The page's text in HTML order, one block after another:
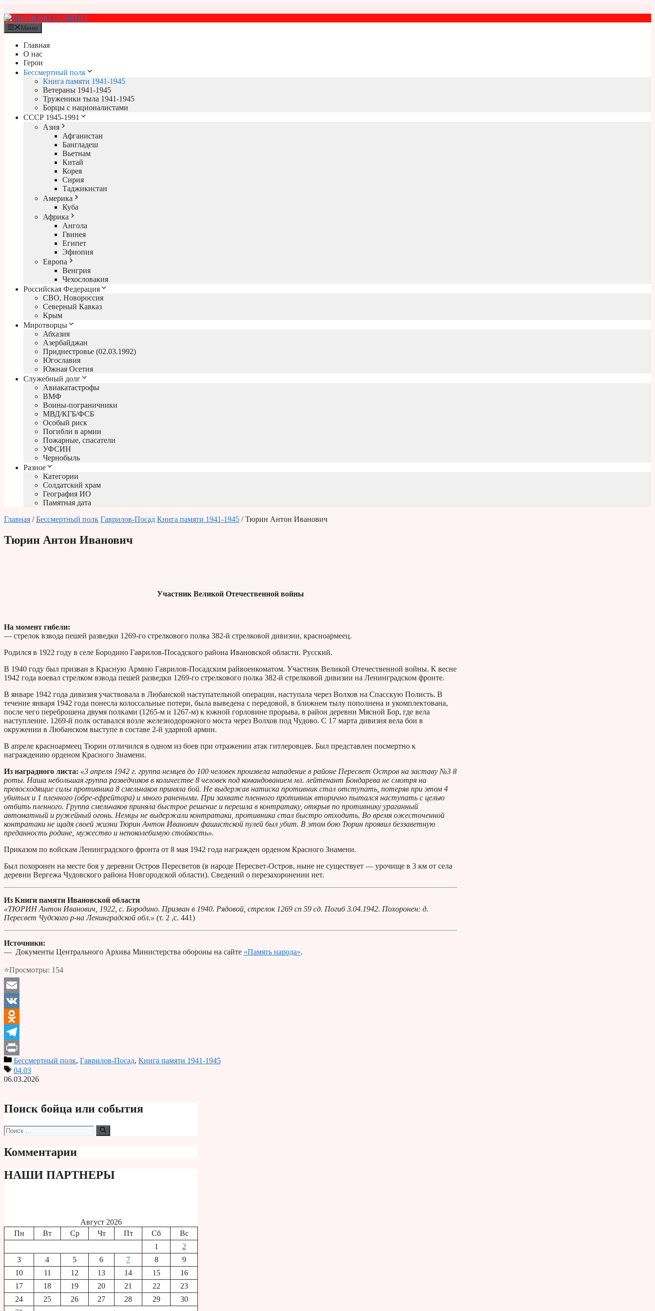
к
содержимому
Меню
Главная
О нас
Герои
Бессмертный полк
Книга памяти 1941-1945
Ветераны 1941-1945
Труженики тыла 1941-1945
Борцы с националистами
СССР 1945-1991
Азия
Афганистан
Бангладеш
Вьетнам
Китай
Корея
Сирия
Таджикистан
Америка
Куба
Африка
Ангола
Гвинея
Египет
Эфиопия
Европа
Венгрия
Чехословакия
Российская Федерация
СВО, Новороссия
Северный Кавказ
Крым
Миротворцы
Абхазия
Азербайджан
Приднестровье (02.03.1992)
Югославия
Южная Осетия
Служебный долг
Авиакатастрофы
ВМФ
Воины-пограничники
МВД/КГБ/ФСБ
Особый риск
Погибли в армии
Пожарные, спасатели
УФСИН
Чернобыль
Разное
Категории
Солдатский храм
География ИО
Памятная дата
Главная /Бессмертный полк Гаврилов-Посад Книга памяти 1941-1945 / Тюрин Антон Иванович
Тюрин Антон Иванович
Участник Великой Отечественной войны
На момент гибели:
— стрелок взвода пешей разведки 1269-го стрелкового полка 382-й стрелковой дивизии, красноармеец.
Родился в 1922 году в селе Бородино Гаврилов-Посадского района Ивановской области. Русский.
В 1940 году был призван в Красную Армию Гаврилов-Посадским райвоенкоматом. Участник Великой Отечественной войны. К весне
1942 года воевал стрелком взвода пешей разведки 1269-го стрелкового полка 382-й стрелковой дивизии на Ленинградском фронте.
В январе 1942 года дивизия участвовала в Любанской наступательной операции, наступала через Волхов на Спасскую Полисть. В
течение января 1942 года понесла колоссальные потери, была выведена с передовой, в ближнем тылу пополнена и укомплектована,
после чего переброшена двумя полками (1265-м и 1267-м) к южной горловине прорыва, в район деревни Мясной Бор, где вела
наступление. 1269-й полк оставался возле железнодорожного моста через Волхов под Чудово. С 17 марта дивизия вела бои в
окружении в Любанском выступе в составе 2-й ударной армии.
В апреле красноармеец Тюрин отличился в одном из боев при отражении атак гитлеровцев. Был представлен посмертно к
награждению орденом Красного Знамени.
Из наградного листа: «3 апреля 1942 г. группа немцев до 100 человек произвела нападение в районе Пересвет Остров на заставу №3 8
роты. Наша небольшая группа разведчиков в количестве 8 человек под командованием мл. лейтенант Бондарева не смотря на
превосходящие силы противника 8 смельчаков приняла бой. Не выдержав натиска противник стал отступать, потеряв при этом 4
убитых и 1 пленного (обре-ефрейтора) и много ранеными. При захвате пленного противник вторично пытался наступать с целью
отбить пленного. Группа смельчаков приняла быстрое решение и перешла в контратаку, открыв по противнику ураганный
автоматный и ружейный огонь. Немцы не выдержали контратаки, противника стал быстро отходить. Во время ожесточенной
контратаки не щадя своей жизни Тюрин Антон Иванович фашистской пулей был убит. В этом бою Тюрин проявил беззаветную
преданность родине, мужество и непоколебимую стойкость».
Приказом по войскам Ленинградского фронта от 8 мая 1942 года награжден орденом Красного Знамени.
Был похоронен на месте боя у деревни Остров Пересветов (в народе Пересвет-Остров, ныне не существует — урочище в 3 км от села
деревни Вергежа Чудовского района Новгородской области). Сведений о перезахоронении нет.
Из Книги памяти Ивановской области
«ТЮРИН Антон Иванович, 1922, с. Бородино. Призван в 1940. Рядовой, стрелок 1269 сп 59 сд. Погиб 3.04.1942. Похоронен: д.
Пересвет Чудского р-на Ленинградской обл.» (т. 2 ,с. 441)
Источники:
— Документы Центрального Архива Министерства обороны на сайте «Память народа».
⭐Просмотры: 154
Email
VK
Odnoklassniki
Telegram
PrintБессмертный полк, Гаврилов-Посад, Книга памяти 1941-1945
04.03
06.03.2026
Поиск бойца или события
Поиск:
Комментарии
НАШИ ПАРТНЕРЫ
Август 2026
Пн
Вт Ср Чт Пт Сб
Вс
1
2
3
4 5 6 7 8
9
10
11 12 13 14 15
16
17
18 19 20 21 22
23
24
25 26 27 28 29
30